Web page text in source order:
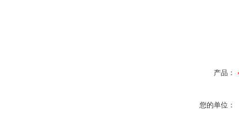
产品：
您的单位：